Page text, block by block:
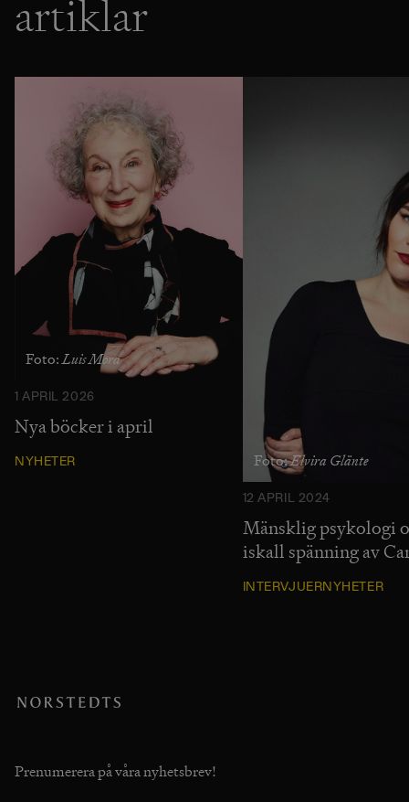
artiklar
Foto:Luis Mora
1 APRIL 2026
Nya böcker i april
NYHETER Foto:Elvira Glänte
12 APRIL 2024
Mänsklig psykologi
iskall spänning av
INTERVJUERNYHETER
Prenumerera på våra nyhetsbrev!